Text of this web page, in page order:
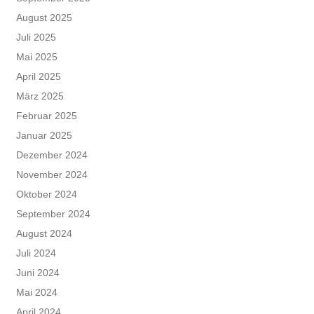
August 2025
Juli 2025
Mai 2025
April 2025
März 2025
Februar 2025
Januar 2025
Dezember 2024
November 2024
Oktober 2024
September 2024
August 2024
Juli 2024
Juni 2024
Mai 2024